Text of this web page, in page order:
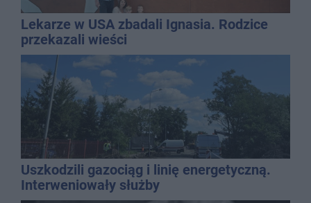
Lekarze w USA zbadali Ignasia. Rodzice
przekazali wieści
Uszkodzili gazociąg i linię energetyczną.
Interweniowały służby